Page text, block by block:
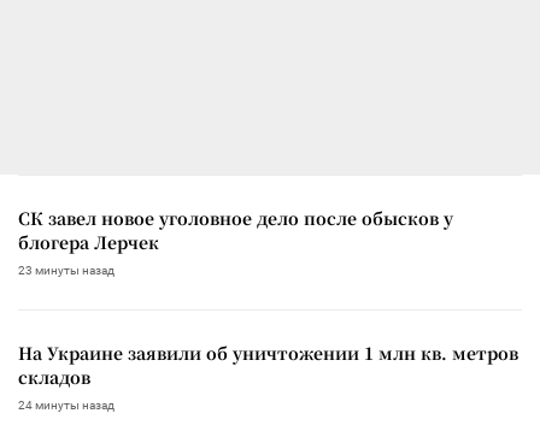
СК завел новое уголовное дело после обысков у
блогера Лерчек
23 минуты назад
На Украине заявили об уничтожении 1 млн кв. метров
складов
24 минуты назад